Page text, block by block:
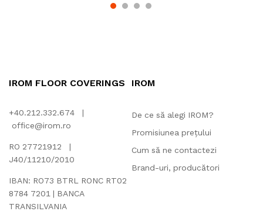
IROM FLOOR COVERINGS
+40.212.332.674 |
office@irom.ro
RO 27721912 |
J40/11210/2010
IBAN: RO73 BTRL RONC RT02
8784 7201 | BANCA
TRANSILVANIA
IROM
De ce să alegi IROM?
Promisiunea prețului
Cum să ne contactezi
Brand-uri, producători